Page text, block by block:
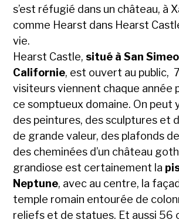
s’est réfugié dans un château, à
comme Hearst dans Hearst
vie.
Hearst Castle, situé à San
Californie, est ouvert au public,
visiteurs viennent chaque année
ce somptueux domaine. On peut
des peintures, des sculptures et
de grande valeur, des plafonds
des cheminées d’un château
grandiose est certainement la
Neptune, avec au centre, la
temple romain entourée de
reliefs et de statues. Et aussi 56